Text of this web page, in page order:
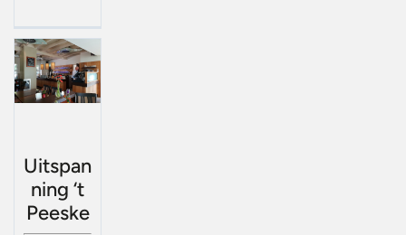
Uitspan
ning ‘t
Peeske